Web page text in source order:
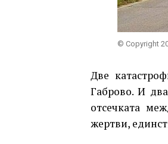
© Copyright
Две
Габрово. И
отсечката
жертви,